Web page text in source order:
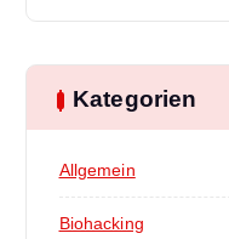
Kategorien
Allgemein
Biohacking